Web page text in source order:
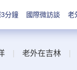
3分鐘 國際微訪談 老
老外在吉林